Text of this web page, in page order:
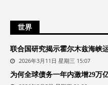
世界
联合国研究揭示霍尔木兹海峡
2026年3月11日 星期三 15:07
为何全球债务一年内激增29万